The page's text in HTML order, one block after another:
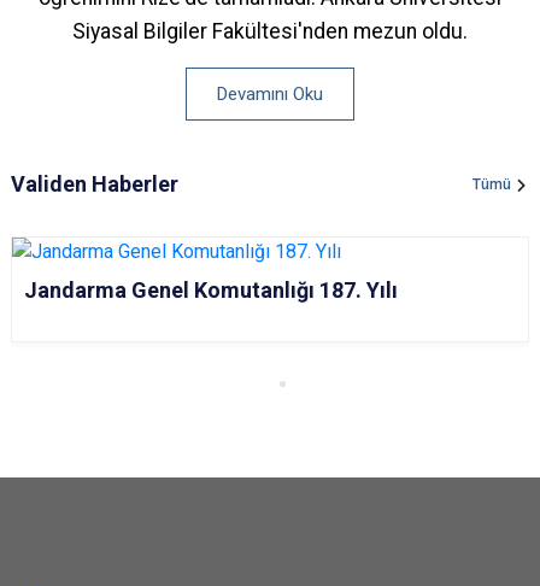
Siyasal Bilgiler Fakültesi'nden mezun oldu.
Devamını Oku
Validen Haberler Tümü
Jandarma Genel Komutanlığı 187. Yılı